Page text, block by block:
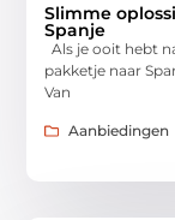
Slimme
Spanje
Als je ooit hebt
pakketje naar
Van
Aanbiedingen